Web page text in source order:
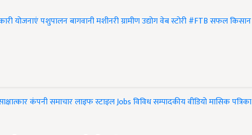
योजनाएंपशुपालनबागवानीमशीनरीग्रामीण उद्योगवेब स्टोरी#FTBसफल किसान
कंपनी समाचारलाइफ स्टाइलJobsविविधसम्पादकीयवीडियोमासिक पत्रिका